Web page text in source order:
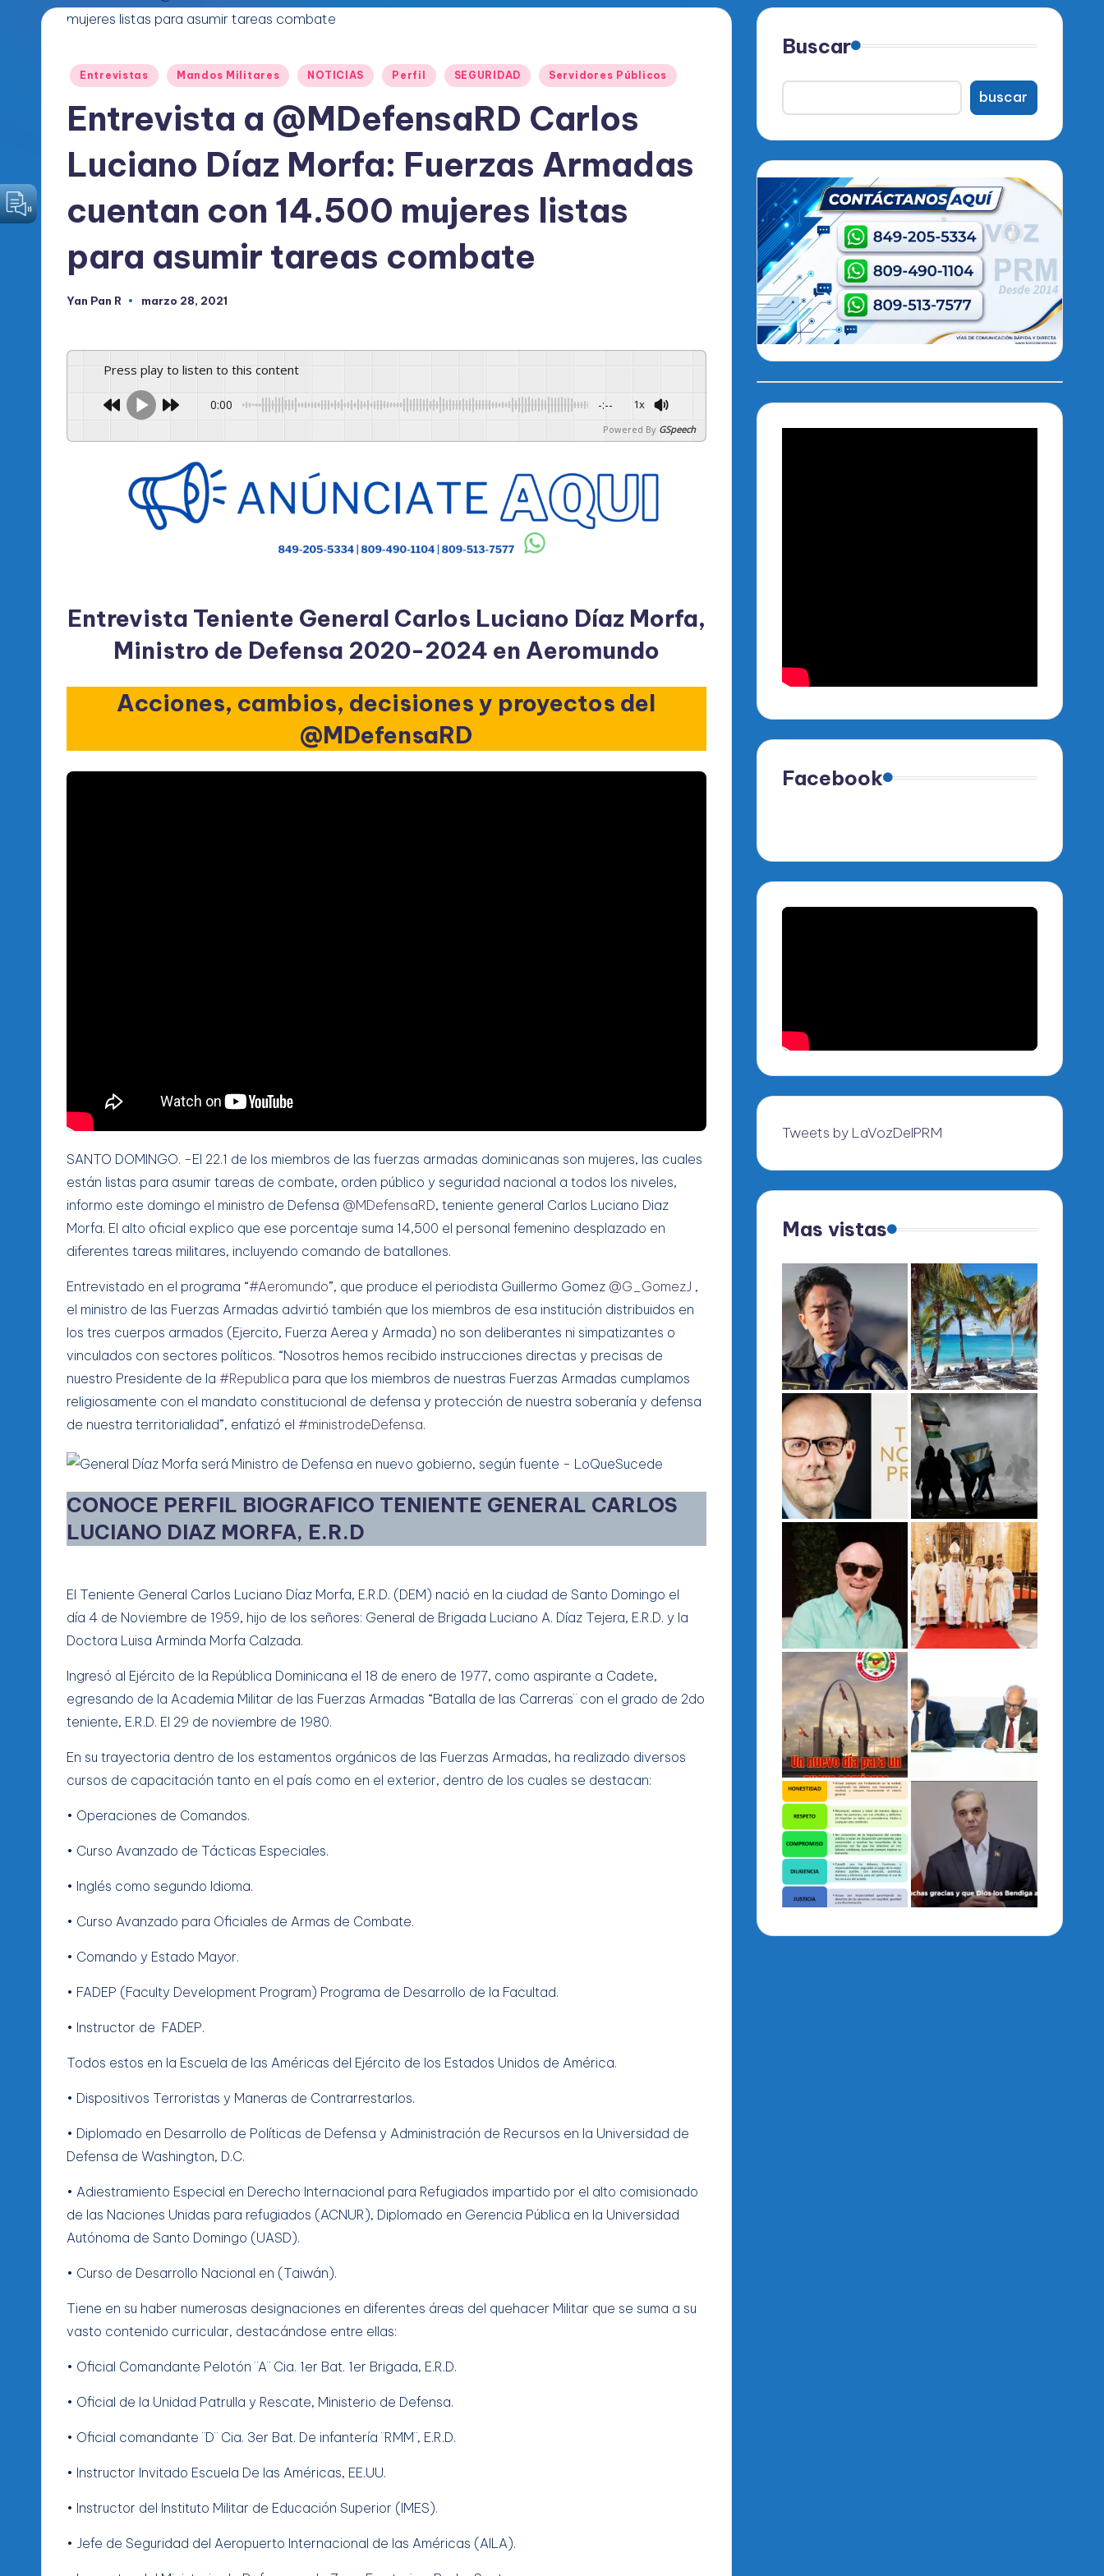
O
Publicado
Entrevistas Mandos Militares NOTICIAS Perfil SEGURIDAD Servidores Públicos
Entrevista a @MDefensaRD Carlos
Luciano Díaz Morfa: Fuerzas Armadas
cuentan con 14.500 mujeres listas
para asumir tareas combate
Publicado
Yan Pan R marzo 28, 2021
Press play to listen to this content
0:00 -:-- 1x
Powered By GSpeech
Entrevista Teniente General Carlos Luciano Díaz Morfa,
Ministro de Defensa 2020-2024 en Aeromundo
Acciones, cambios, decisiones y proyectos del
@MDefensaRD
SANTO DOMINGO. -El 22.1 de los miembros de las fuerzas armadas dominicanas son mujeres, las cuales
están listas para asumir tareas de combate, orden público y seguridad nacional a todos los niveles,
informo este domingo el ministro de Defensa @MDefensaRD, teniente general Carlos Luciano Diaz
Morfa. El alto oficial explico que ese porcentaje suma 14,500 el personal femenino desplazado en
diferentes tareas militares, incluyendo comando de batallones.
Entrevistado en el programa “#Aeromundo”, que produce el periodista Guillermo Gomez @G_GomezJ ,
el ministro de las Fuerzas Armadas advirtió también que los miembros de esa institución distribuidos en
los tres cuerpos armados (Ejercito, Fuerza Aerea y Armada) no son deliberantes ni simpatizantes o
vinculados con sectores políticos. “Nosotros hemos recibido instrucciones directas y precisas de
nuestro Presidente de la #Republica para que los miembros de nuestras Fuerzas Armadas cumplamos
religiosamente con el mandato constitucional de defensa y protección de nuestra soberanía y defensa
de nuestra territorialidad”, enfatizó el #ministrodeDefensa.
CONOCE PERFIL BIOGRAFICO TENIENTE GENERAL CARLOS
LUCIANO DIAZ MORFA, E.R.D
El Teniente General Carlos Luciano Díaz Morfa, E.R.D. (DEM) nació en la ciudad de Santo Domingo el
día 4 de Noviembre de 1959, hijo de los señores: General de Brigada Luciano A. Díaz Tejera, E.R.D. y la
Doctora Luisa Arminda Morfa Calzada.
Ingresó al Ejército de la República Dominicana el 18 de enero de 1977, como aspirante a Cadete,
egresando de la Academia Militar de las Fuerzas Armadas “Batalla de las Carreras¨ con el grado de 2do
teniente, E.R.D. El 29 de noviembre de 1980.
En su trayectoria dentro de los estamentos orgánicos de las Fuerzas Armadas, ha realizado diversos
cursos de capacitación tanto en el país como en el exterior, dentro de los cuales se destacan:
• Operaciones de Comandos.
• Curso Avanzado de Tácticas Especiales.
• Inglés como segundo Idioma.
• Curso Avanzado para Oficiales de Armas de Combate.
• Comando y Estado Mayor.
• FADEP (Faculty Development Program) Programa de Desarrollo de la Facultad.
• Instructor de FADEP.
Todos estos en la Escuela de las Américas del Ejército de los Estados Unidos de América.
• Dispositivos Terroristas y Maneras de Contrarrestarlos.
• Diplomado en Desarrollo de Políticas de Defensa y Administración de Recursos en la Universidad de
Defensa de Washington, D.C.
• Adiestramiento Especial en Derecho Internacional para Refugiados impartido por el alto comisionado
de las Naciones Unidas para refugiados (ACNUR), Diplomado en Gerencia Pública en la Universidad
Autónoma de Santo Domingo (UASD).
• Curso de Desarrollo Nacional en (Taiwán).
Tiene en su haber numerosas designaciones en diferentes áreas del quehacer Militar que se suma a su
vasto contenido curricular, destacándose entre ellas:
• Oficial Comandante Pelotón ¨A¨ Cia. 1er Bat. 1er Brigada, E.R.D.
• Oficial de la Unidad Patrulla y Rescate, Ministerio de Defensa.
• Oficial comandante ¨D¨ Cia. 3er Bat. De infantería ¨RMM¨, E.R.D.
• Instructor Invitado Escuela De las Américas, EE.UU.
• Instructor del Instituto Militar de Educación Superior (IMES).
• Jefe de Seguridad del Aeropuerto Internacional de las Américas (AILA).
Buscar
buscar
Facebook
Tweets by LaVozDelPRM
Mas vistas